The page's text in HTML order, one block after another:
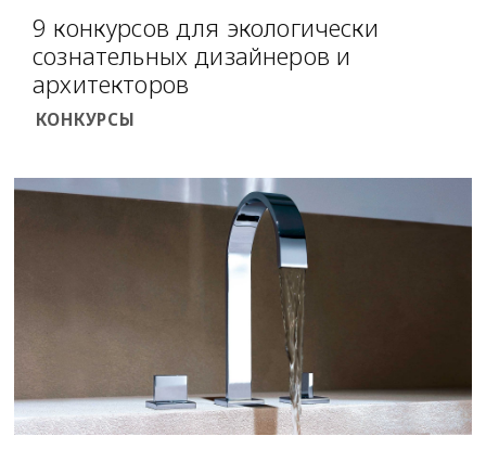
9 конкурсов для экологически
сознательных дизайнеров и
архитекторов
КОНКУРСЫ